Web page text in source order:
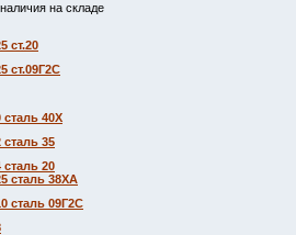
на складе
ст.20
ст.09Г2С
сталь 40Х
сталь 35
сталь 20
сталь 38ХА
сталь 09Г2С